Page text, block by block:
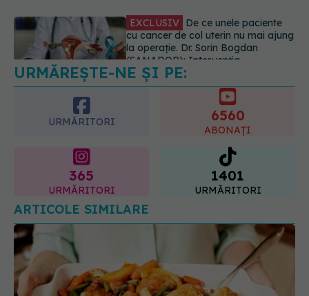
particulare
06.08.2026, 20:45
EXCLUSIV Ce grăbește apariția
ridurilor. Nu este doar vârsta. Ce
spun dermatologii
URMĂREȘTE-NE ȘI PE:
URMĂRITORI 6560
ABONAȚI
365
URMĂRITORI
1401
URMĂRITORI
ARTICOLE SIMILARE